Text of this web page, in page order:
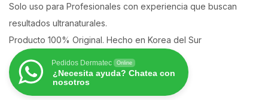
Solo uso para Profesionales con experiencia que buscan
resultados ultranaturales.
Producto 100% Original. Hecho en Korea del Sur
Pedidos Dermatec Online
¿Necesita ayuda? Chatea con
nosotros